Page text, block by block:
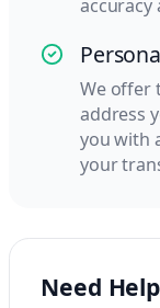
accuracy
We offer
address
you with
your
Need